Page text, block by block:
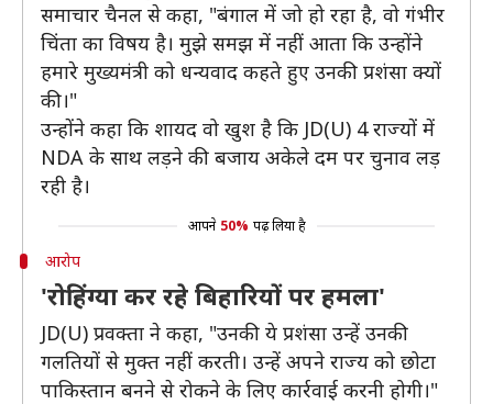
समाचार चैनल से कहा, "बंगाल में जो हो रहा है, वो गंभीर
चिंता का विषय है। मुझे समझ में नहीं आता कि उन्होंने
हमारे मुख्यमंत्री को धन्यवाद कहते हुए उनकी प्रशंसा क्यों
की।"
उन्होंने कहा कि शायद वो खुश है कि JD(U) 4 राज्यों में
NDA के साथ लड़ने की बजाय अकेले दम पर चुनाव लड़
रही है।
आपने 50% पढ़ लिया है
आरोप
'रोहिंग्या कर रहे बिहारियों पर हमला'
JD(U) प्रवक्ता ने कहा, "उनकी ये प्रशंसा उन्हें उनकी
गलतियों से मुक्त नहीं करती। उन्हें अपने राज्य को छोटा
पाकिस्तान बनने से रोकने के लिए कार्रवाई करनी होगी।"